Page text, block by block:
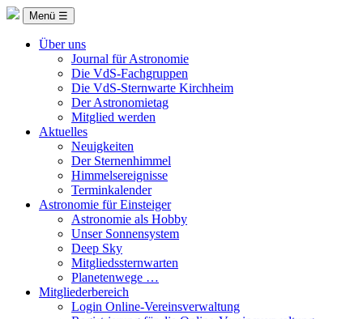
Menü ☰
Über uns
Journal für Astronomie
Die VdS-Fachgruppen
Die VdS-Sternwarte Kirchheim
Der Astronomietag
Mitglied werden
Aktuelles
Neuigkeiten
Der Sternenhimmel
Himmelsereignisse
Terminkalender
Astronomie für Einsteiger
Astronomie als Hobby
Unser Sonnensystem
Deep Sky
Mitgliedssternwarten
Planetenwege …
Mitgliederbereich
Login Online-Vereinsverwaltung